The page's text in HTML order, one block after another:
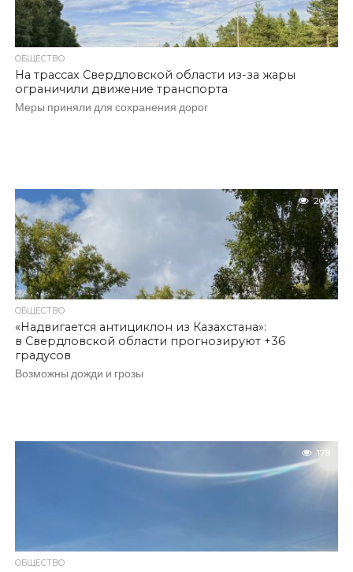
ОБЩЕСТВО
На трассах Свердловской области из-за жары
ограничили движение транспорта
Меры приняли для сохранения дорог
204
ОБЩЕСТВО
«Надвигается антициклон из Казахстана»:
в Свердловской области прогнозируют +36
градусов
Возможны дожди и грозы
178
ОБЩЕСТВО